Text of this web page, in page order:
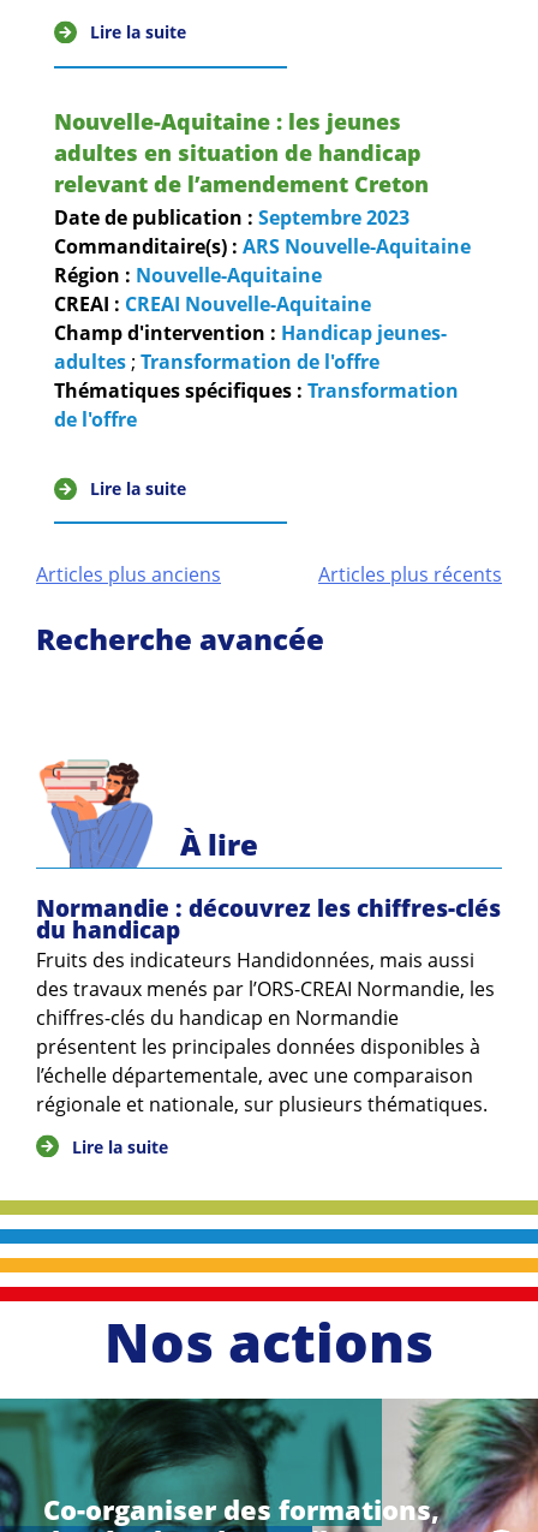
Lire la suite
Nouvelle-Aquitaine : les jeunes
adultes en situation de handicap
relevant de l’amendement Creton
Date de publication : Septembre2023
Commanditaire(s) : ARS Nouvelle-Aquitaine
Région : Nouvelle-Aquitaine
CREAI : CREAI Nouvelle-Aquitaine
Champ d'intervention : Handicap jeunes-
adultes; Transformation de l'offre
Thématiques spécifiques : Transformation
de l'offre
Lire la suite
Navigation
des
Articles plus anciens Articles plus récents
Recherche avancée
À lire
Normandie : découvrez les chiffres-clés
du handicap
Fruits des indicateurs Handidonnées, mais aussi
des travaux menés par l’ORS-CREAI Normandie, les
chiffres-clés du handicap en Normandie
présentent les principales données disponibles à
l’échelle départementale, avec une comparaison
régionale et nationale, sur plusieurs thématiques.
Lire la suite
Nos actions
Co-organiser des formations,
li
r
e